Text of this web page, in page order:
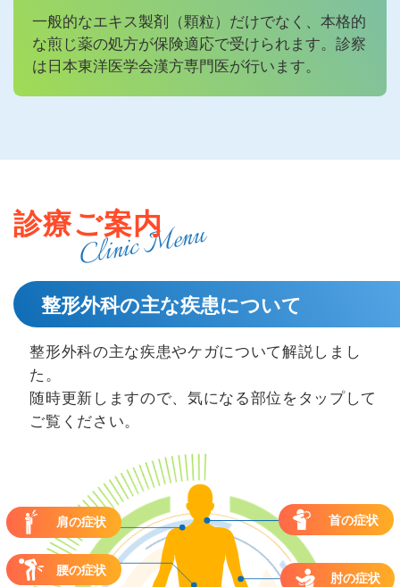
一般的なエキス製剤（顆粒）だけでなく、本格的
な煎じ薬の処方が保険適応で受けられます。 診察
は日本東洋医学会漢方専門医が行います。
Clinic Menu
診療ご案内
整形外科の主な疾患について
整形外科の主な疾患やケガについて解説しまし
た。
随時更新しますので、気になる部位をタップして
ご覧ください。
首の症状
肩の症状
腰の症状
肘の症状